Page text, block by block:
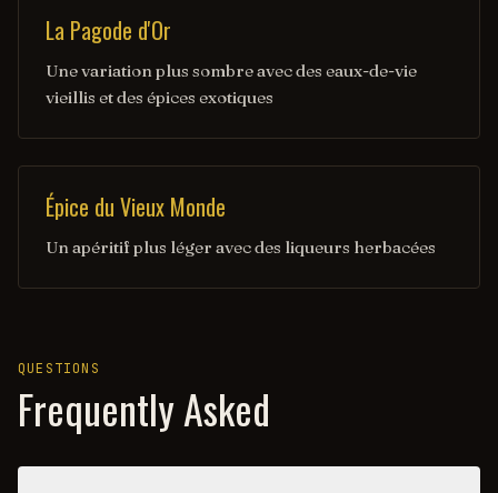
La Pagode d'Or
Une variation plus sombre avec des eaux-de-vie
vieillis et des épices exotiques
Épice du Vieux Monde
Un apéritif plus léger avec des liqueurs herbacées
QUESTIONS
Frequently Asked